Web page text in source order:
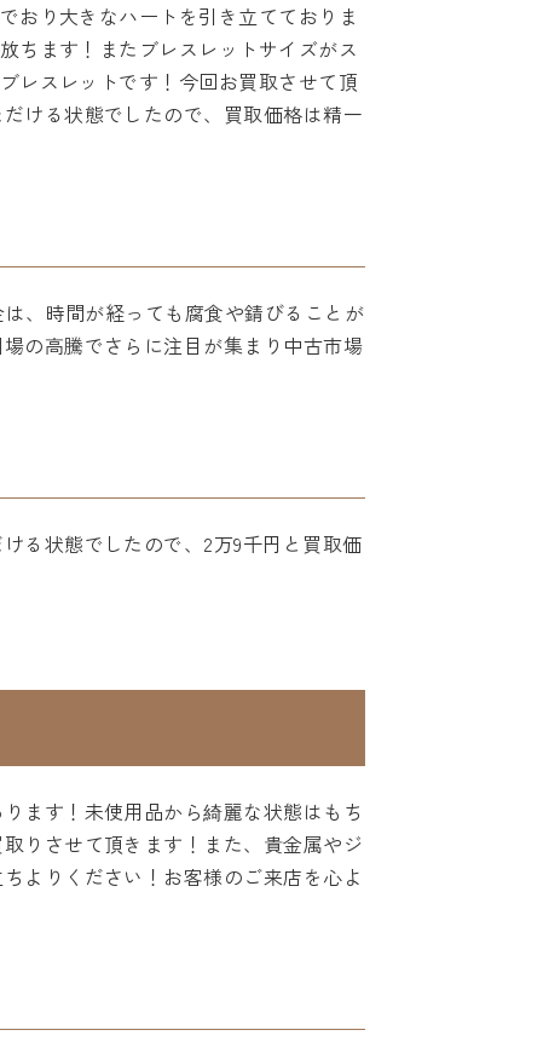
おり大きなハートを引き立てておりま
ちます！またブレスレットサイズがス
レスレットです！今回お買取させて頂
ける状態でしたので、買取価格は精一
、時間が経っても腐食や錆びることが
の高騰でさらに注目が集まり中古市場
る状態でしたので、2万9千円と買取価
ます！未使用品から綺麗な状態はもち
りさせて頂きます！また、貴金属やジ
よりください！お客様のご来店を心よ